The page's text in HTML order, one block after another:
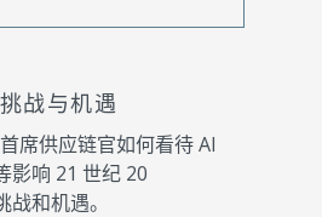
战与机遇
席供应链官如何看待 AI
影响 21 世纪 20
和机遇。